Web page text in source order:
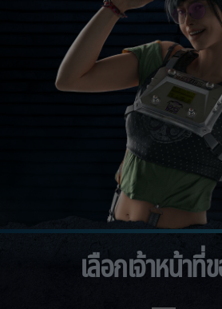
เลือกเจ้าหน้า